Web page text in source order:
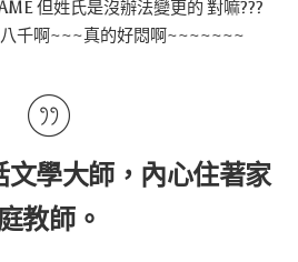
但姓氏是沒辦法變更的 對嘛???
千啊~~~真的好悶啊~~~~~~~
文學大師，內心住著家
教師。